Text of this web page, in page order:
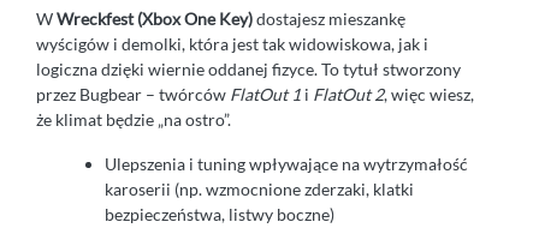
WWreckfest (Xbox One Key)dostajesz mieszankę
wyścigów i demolki, która jest tak widowiskowa, jak i
logiczna dzięki wiernie oddanej fizyce. To tytuł stworzony
przez Bugbear – twórców FlatOut 1 i FlatOut 2, więc wiesz,
że klimat będzie „na ostro”.
Ulepszenia i tuning wpływające na wytrzymałość
karoserii (np. wzmocnione zderzaki, klatki
bezpieczeństwa, listwy boczne)